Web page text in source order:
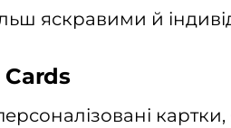
яскравими й
картки,